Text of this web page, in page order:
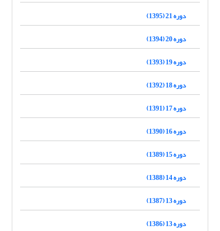
دوره 21 (1395)
دوره 20 (1394)
دوره 19 (1393)
دوره 18 (1392)
دوره 17 (1391)
دوره 16 (1390)
دوره 15 (1389)
دوره 14 (1388)
دوره 13 (1387)
دوره 13 (1386)